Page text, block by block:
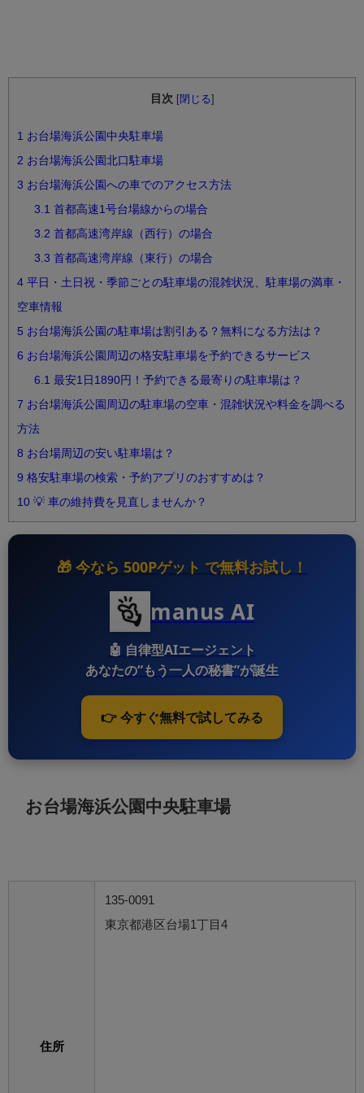
目次 閉じる
1 お台場海浜公園中央駐車場
2 お台場海浜公園北口駐車場
3 お台場海浜公園への車でのアクセス方法
3.1 首都高速1号台場線からの場合
3.2 首都高速湾岸線（西行）の場合
3.3 首都高速湾岸線（東行）の場合
4 平日・土日祝・季節ごとの駐車場の混雑状況、駐車場の満車・
空車情報
5 お台場海浜公園の駐車場は割引ある？無料になる方法は？
6 お台場海浜公園周辺の格安駐車場を予約できるサービス
6.1 最安1日1890円！予約できる最寄りの駐車場は？
7 お台場海浜公園周辺の駐車場の空車・混雑状況や料金を調べる
方法
8 お台場周辺の安い駐車場は？
9 格安駐車場の検索・予約アプリのおすすめは？
10 💡 車の維持費を見直しませんか？
🎁 今なら 500Pゲット で無料お試し！
manus AI
🤖 自律型AIエージェント
あなたの“もう一人の秘書”が誕生
👉 今すぐ無料で試してみる
お台場海浜公園中央駐車場
住所
135-0091
東京都港区台場1丁目4